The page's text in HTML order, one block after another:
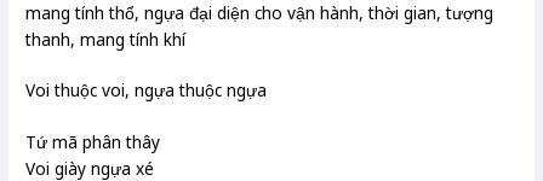
mang tính thổ, ngựa đại diện cho vận hành, thời gian, tượng
thanh, mang tính khí
Voi thuộc voi, ngựa thuộc ngựa
Tứ mã phân thây
Voi giày ngựa xé